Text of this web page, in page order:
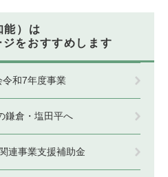
能）は
ジをおすすめします
令和7年度事業
鎌倉・塩田平へ
連事業支援補助金